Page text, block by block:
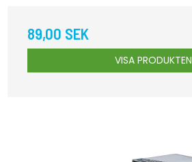
89,00 SEK
VISA PRODUKTEN